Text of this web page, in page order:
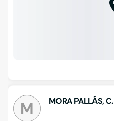
M MORA PALLÁS, C.